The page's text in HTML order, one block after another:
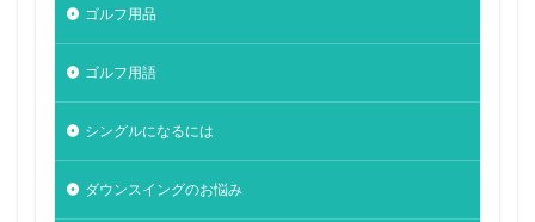
ゴルフ用品
ゴルフ用語
シングルになるには
ダウンスイングのお悩み